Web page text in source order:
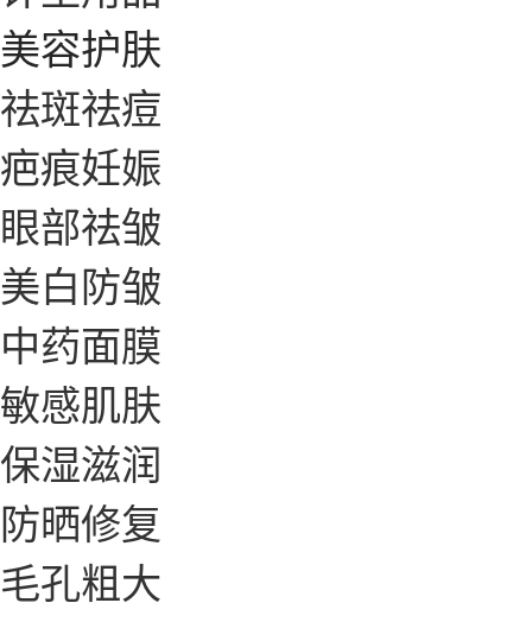
美容护肤
祛斑祛痘
疤痕妊娠
眼部祛皱
美白防皱
中药面膜
敏感肌肤
保湿滋润
防晒修复
毛孔粗大